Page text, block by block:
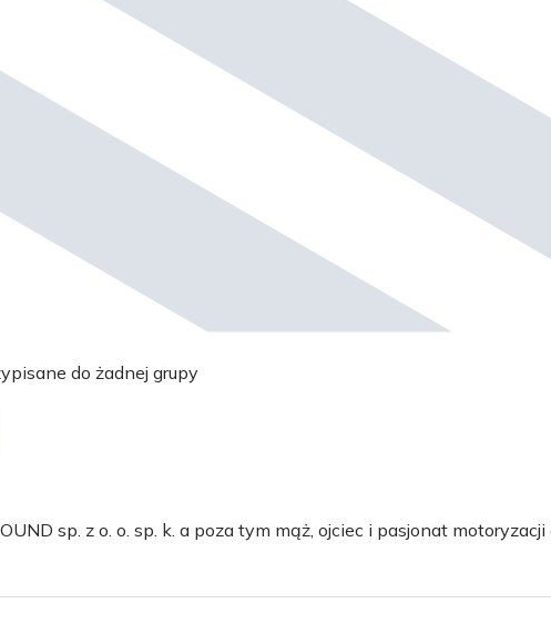
do żadnej grupy
sp. z o. o. sp. k. a poza tym mąż, ojciec i pasjonat motoryzacji